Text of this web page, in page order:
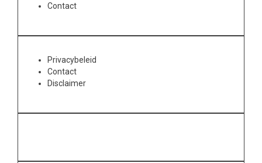
Contact
Privacybeleid
Contact
Disclaimer